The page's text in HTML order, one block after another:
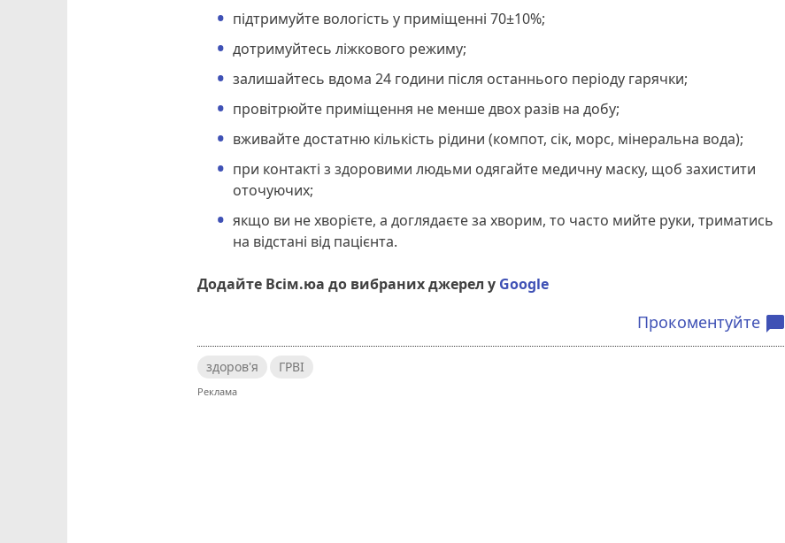
підтримуйте вологість у приміщенні 70±10%;
дотримуйтесь ліжкового режиму;
залишайтесь вдома 24 години після останнього періоду гарячки;
провітрюйте приміщення не менше двох разів на добу;
вживайте достатню кількість рідини (компот, сік, морс, мінеральна вода);
при контакті з здоровими людьми одягайте медичну маску, щоб захистити
оточуючих;
якщо ви не хворієте, а доглядаєте за хворим, то часто мийте руки, триматись
на відстані від пацієнта.
Додайте Всім.юа до вибраних джерел у Google
Прокоментуйте chat_bubble
здоров'я ГРВІ